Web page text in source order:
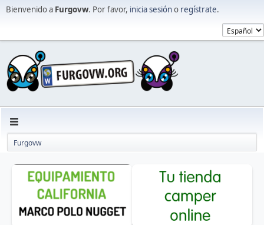
Bienvenido a Furgovw. Por favor, inicia sesióno regístrate.
Furgovw